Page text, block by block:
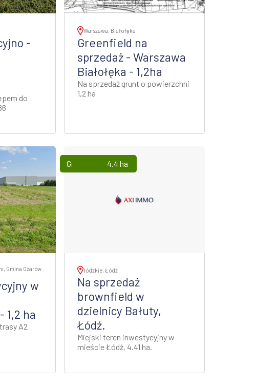
-
do
Warszawa, Białołęka
Greenfield na
sprzedaż - Warszawa
Białołęka - 1,2ha
Na sprzedaż grunt o powierzchni
1,2 ha
Gmina Ożarów
w
1,2 ha
A2
Grunty 4.4 ha
łódzkie, Łódź
Na sprzedaż
brownfield w
dzielnicy Bałuty,
Łódź.
Miejski teren inwestycyjny w
mieście Łódź, 4.41 ha.